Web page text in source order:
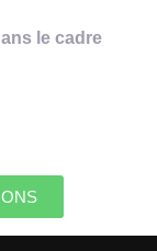
le cadre